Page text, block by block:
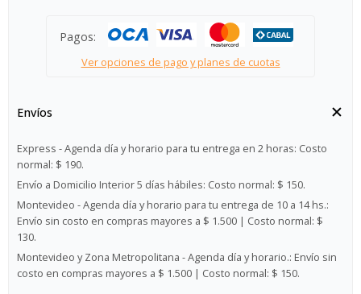
Pagos:
Ver opciones de pago y planes de cuotas
Envíos
Express - Agenda día y horario para tu entrega en 2 horas: Costo
normal: $ 190.
Envío a Domicilio Interior 5 días hábiles: Costo normal: $ 150.
Montevideo - Agenda día y horario para tu entrega de 10 a 14 hs.:
Envío sin costo en compras mayores a $ 1.500 | Costo normal: $
130.
Montevideo y Zona Metropolitana - Agenda día y horario.: Envío sin
costo en compras mayores a $ 1.500 | Costo normal: $ 150.